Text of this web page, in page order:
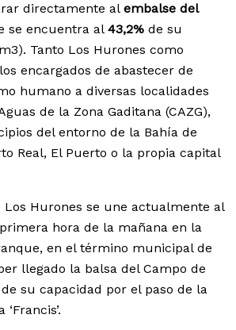
directamente al embalse del
se encuentra al 43,2% de su
Tanto Los Hurones como
encargados de abastecer de
humano a diversas localidades
de la Zona Gaditana (CAZG),
del entorno de la Bahía de
Real, El Puerto o la propia capital
Los Hurones se une actualmente al
hora de la mañana en la
en el término municipal de
llegado la balsa del Campo de
su capacidad por el paso de la